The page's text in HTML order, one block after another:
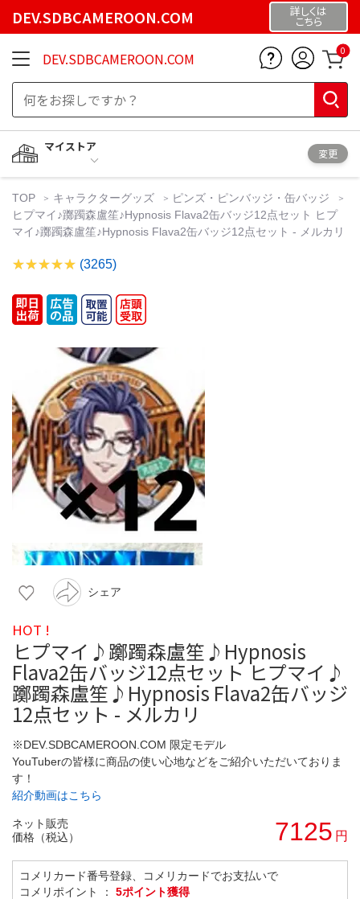
DEV.SDBCAMEROON.COM 詳しくは
こちら
DEV.SDBCAMEROON.COM 0
マイストア
変更
TOP キャラクターグッズ
ピンズ・ピンバッジ・缶バッジ
ヒプマイ♪躑躅森盧笙♪Hypnosis Flava2缶バッジ12点セット ヒプ
マイ♪躑躅森盧笙♪Hypnosis Flava2缶バッジ12点セット - メルカリ
(3265)
シェア
HOT !
ヒプマイ♪躑躅森盧笙♪Hypnosis
Flava2缶バッジ12点セット ヒプマイ♪
躑躅森盧笙♪Hypnosis Flava2缶バッジ
12点セット - メルカリ
※DEV.SDBCAMEROON.COM 限定モデル
YouTuberの皆様に商品の使い心地などをご紹介いただいておりま
す！
紹介動画はこちら
ネット販売
価格（税込）
7125 円
コメリカード番号登録、コメリカードでお支払いで
コメリポイント ： 5ポイント獲得